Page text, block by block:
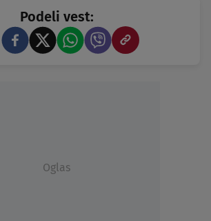
Podeli vest:
Oglas